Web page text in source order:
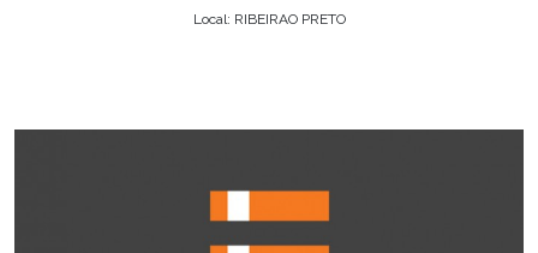
Local: RIBEIRAO PRETO